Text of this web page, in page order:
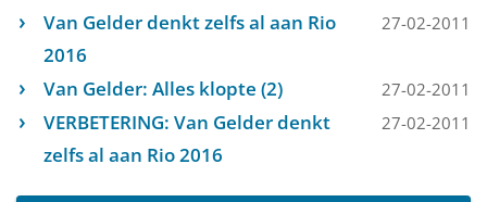
Van Gelder denkt zelfs al aan Rio
2016
27-02-2011
Van Gelder: Alles klopte (2) 27-02-2011
VERBETERING: Van Gelder denkt
zelfs al aan Rio 2016
27-02-2011